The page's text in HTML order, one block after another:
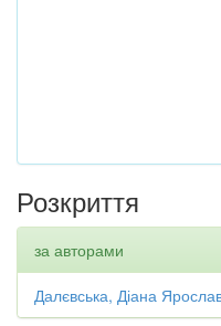
Розкриття
за авторами
Далєвська, Діана